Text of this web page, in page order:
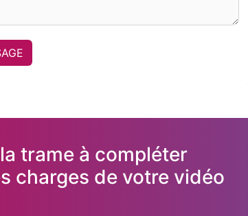
trame à compléter
charges de votre vidéo